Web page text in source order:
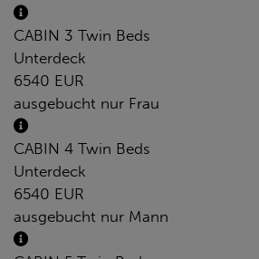
CABIN 3 Twin Beds
Unterdeck
6540 EUR
ausgebucht nur Frau
CABIN 4 Twin Beds
Unterdeck
6540 EUR
ausgebucht nur Mann